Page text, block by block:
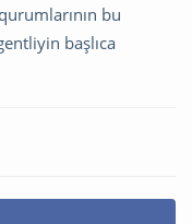
bu
başlıca